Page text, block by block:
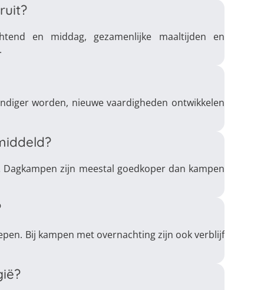
en middag, gezamenlijke maaltijden en
worden, nieuwe vaardigheden ontwikkelen
zijn meestal goedkoper dan kampen
Bij kampen met overnachting zijn ook verblijf